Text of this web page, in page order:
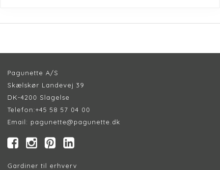
Pagunette A/S
Skælskør Landevej 39
DK-4200 Slagelse
Telefon:+45 58 57 04 00
Email: pagunette@pagunette.dk
Gardiner til erhverv